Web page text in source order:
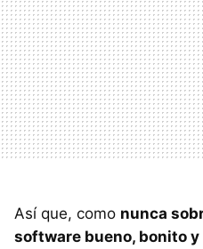
Así que, como nunca
software bueno, bonito